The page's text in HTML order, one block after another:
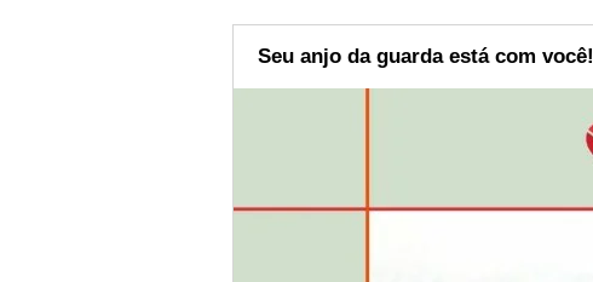
Seu anjo da guarda está com você!